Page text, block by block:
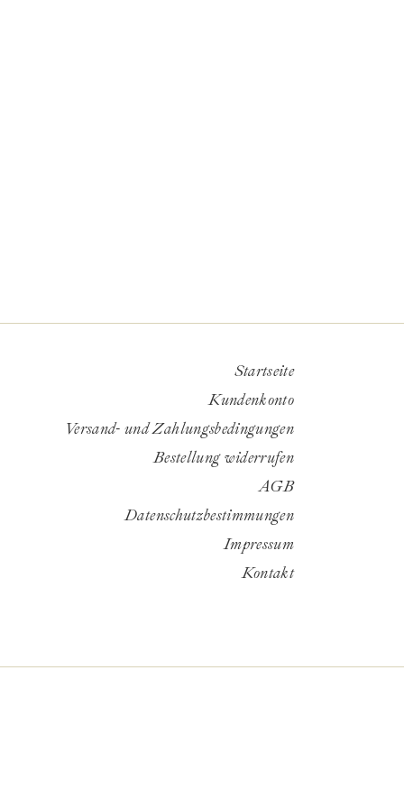
Startseite
Kundenkonto
Versand- und Zahlungsbedingungen
Bestellung widerrufen
AGB
Datenschutzbestimmungen
Impressum
Kontakt